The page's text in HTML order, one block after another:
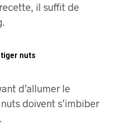
il suffit de
tiger nuts
d’allumer le
doivent s’imbiber